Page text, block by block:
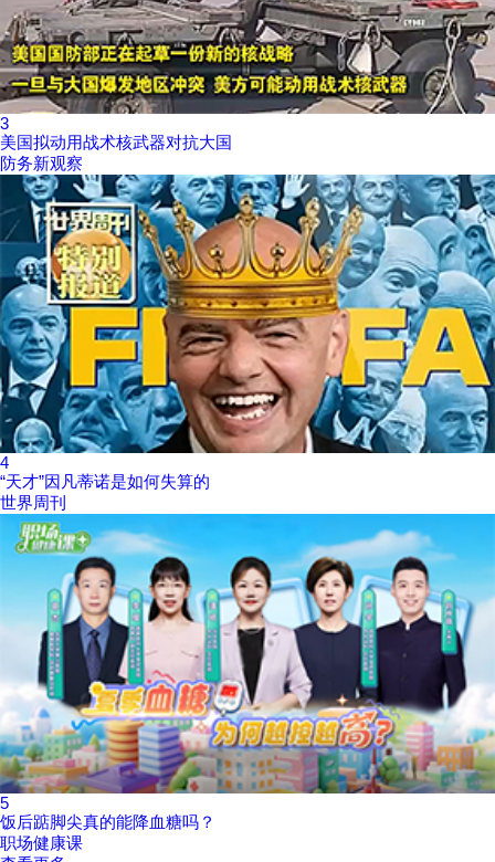
3
美国拟动用战术核武器对抗大国
防务新观察
4
“天才”因凡蒂诺是如何失算的
世界周刊
5
饭后踮脚尖真的能降血糖吗？
职场健康课